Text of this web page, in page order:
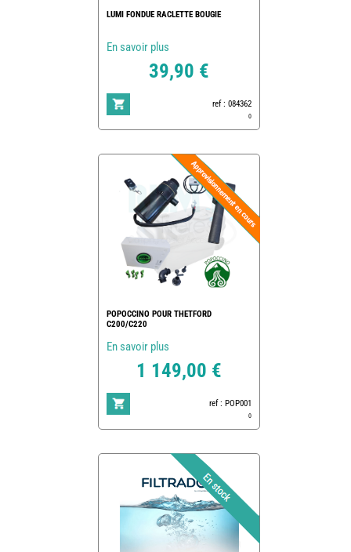
LUMI FONDUE RACLETTE BOUGIE
En savoir plus
39,90 €
ref : 084362
0
POPOCCINO POUR THETFORD
C200/C220
En savoir plus
1 149,00 €
ref : POP001
0